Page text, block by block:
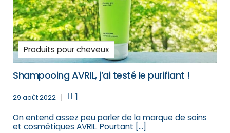
Produits pour cheveux
Shampooing AVRIL, j’ai testé le purifiant !
29 août 2022
1
On entend assez peu parler de la marque de soins
et cosmétiques AVRIL. Pourtant […]